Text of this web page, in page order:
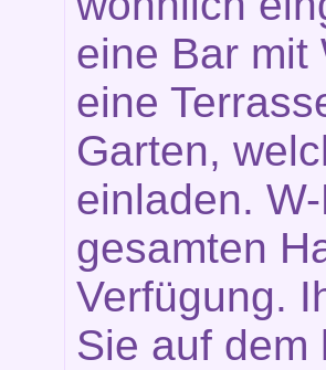
eine Bar mit
eine
Garten,
einladen.
gesamten
Verfügung.
Sie auf dem